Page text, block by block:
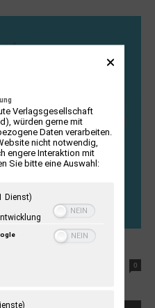
Kunstgeschichte
0
Verlagsgesellschaft
würden gerne mit
Daten verarbeiten.
nicht notwendig,
engere Interaktion mit
Sie bitte eine Auswahl:
Dienst)